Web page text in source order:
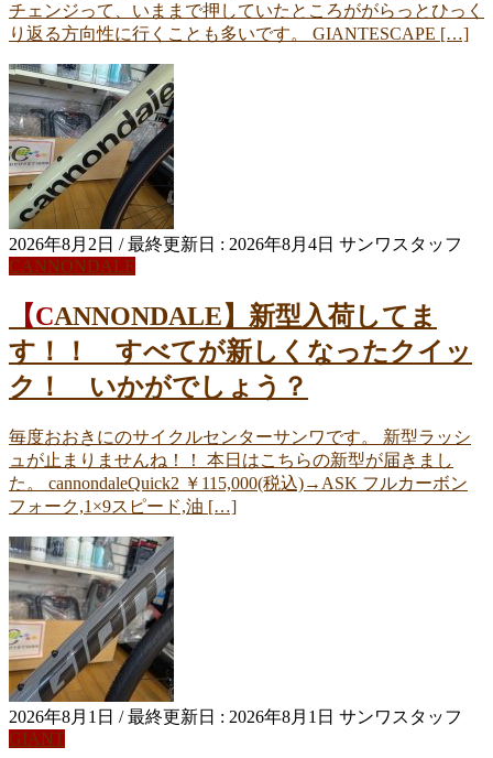
チェンジって、いままで押していたところががらっとひっく
り返る方向性に行くことも多いです。 GIANTESCAPE […]
2026年8月2日 / 最終更新日 : 2026年8月4日 サンワスタッフ
CANNONDALE
【CANNONDALE】新型入荷してま
す！！ すべてが新しくなったクイッ
ク！ いかがでしょう？
毎度おおきにのサイクルセンターサンワです。 新型ラッシ
ュが止まりませんね！！ 本日はこちらの新型が届きまし
た。 cannondaleQuick2 ￥115,000(税込)→ASK フルカーボン
フォーク,1×9スピード,油 […]
2026年8月1日 / 最終更新日 : 2026年8月1日 サンワスタッフ
GIANT